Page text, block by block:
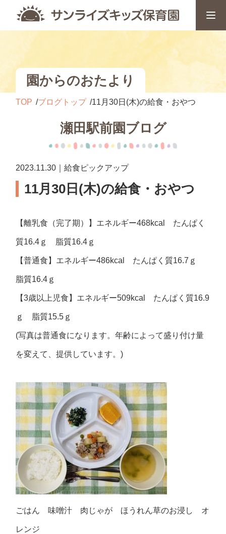
園からのおたより
TOP ブログトップ 11月30日(木)の給食・おやつ
瀬田駅前園ブログ
2023.11.30｜給食ピックアップ
11月30日(木)の給食・おやつ
【離乳食（完了期）】エネルギー468kcal たんぱく
質16.4ｇ 脂質16.4ｇ
【普通食】エネルギー486kcal たんぱく質16.7ｇ
脂質16.4ｇ
【3歳以上児食】エネルギー509kcal たんぱく質16.9
ｇ 脂質15.5ｇ
(写真は普通食になります。年齢によって盛り付け量
を変えて、提供しています。)
ごはん 味噌汁 肉じゃが ほうれん草のお浸し オ
レンジ